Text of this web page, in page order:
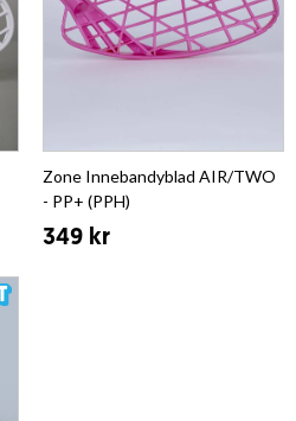
Zone Innebandyblad AIR/TWO
- PP+ (PPH)
349 kr